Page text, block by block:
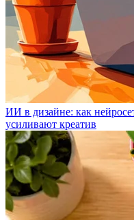
ИИ в дизайне: как
усиливают креатив